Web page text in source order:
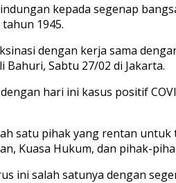
kepada segenap
1945.
dengan kerja sama
Bahuri, Sabtu 27/02 di Jakarta.
hari ini kasus positif
satu pihak yang rentan
Kuasa Hukum, dan pihak-
ini salah satunya dengan